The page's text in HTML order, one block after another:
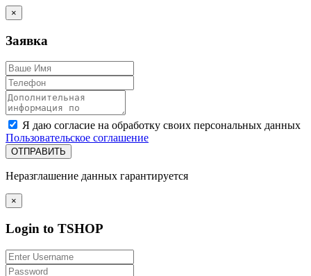
×
Заявка
Я даю согласие на обработку своих персональных данных
Пользовательское соглашение
ОТПРАВИТЬ
Неразглашение данных гарантируется
×
Login to TSHOP